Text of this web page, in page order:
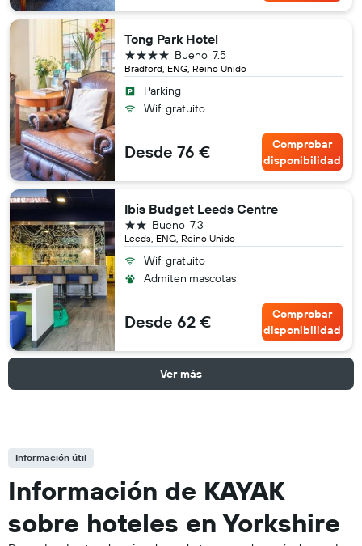
Tong Park Hotel
Bradford, ENG, Reino Unido
7.5
Bueno
4 estrellas
Parking
Wifi gratuito
Desde 76 €
Comprobar
disponibilidad
Ibis Budget Leeds Centre
Leeds, ENG, Reino Unido
7.3
Bueno
2 estrellas
Wifi gratuito
Admiten mascotas
Desde 62 €
Comprobar
disponibilidad
Ver más
Información útil
Información de KAYAK
sobre hoteles en Yorkshire